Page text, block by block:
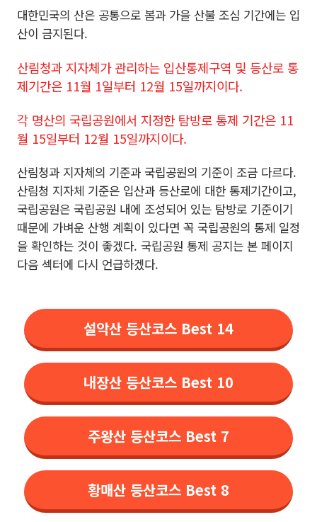
대한민국의 산은 공통으로 봄과 가을 산불 조심 기간에는 입
산이 금지된다.
산림청과 지자체가 관리하는 입산통제구역 및 등산로 통
제기간은 11월 1일부터 12월 15일까지이다.
각 명산의 국립공원에서 지정한 탐방로 통제 기간은 11
월 15일부터 12월 15일까지이다.
산림청과 지자체의 기준과 국립공원의 기준이 조금 다르다.
산림청 지자체 기준은 입산과 등산로에 대한 통제기간이고,
국립공원은 국립공원 내에 조성되어 있는 탐방로 기준이기
때문에 가벼운 산행 계획이 있다면 꼭 국립공원의 통제 일정
을 확인하는 것이 좋겠다. 국립공원 통제 공지는 본 페이지
다음 섹터에 다시 언급하겠다.
설악산 등산코스 Best 14
내장산 등산코스 Best 10
주왕산 등산코스 Best 7
황매산 등산코스 Best 8